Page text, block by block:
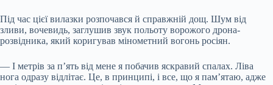
Під час цієї вилазки розпочався й справжній дощ. Шум від
зливи, вочевидь, заглушив звук польоту ворожого дрона-
розвідника, який коригував мінометний вогонь росіян.
— І метрів за п’ять від мене я побачив яскравий спалах. Ліва
нога одразу відлітає. Це, в принципі, і все, що я пам’ятаю, адже